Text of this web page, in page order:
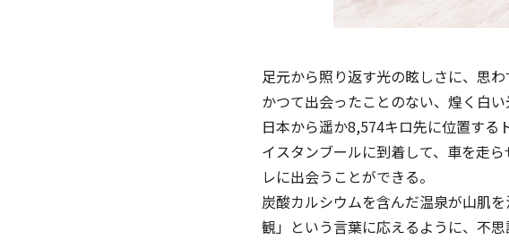
足元から照り返す光の眩しさに、思わ
かつて出会ったことのない、煌く白
日本から遥か8,574キロ先に位置する
イスタンブールに到着して、車を走
レに出会うことができる。
炭酸カルシウムを含んだ温泉が⼭肌
観」という⾔葉に応えるように、不